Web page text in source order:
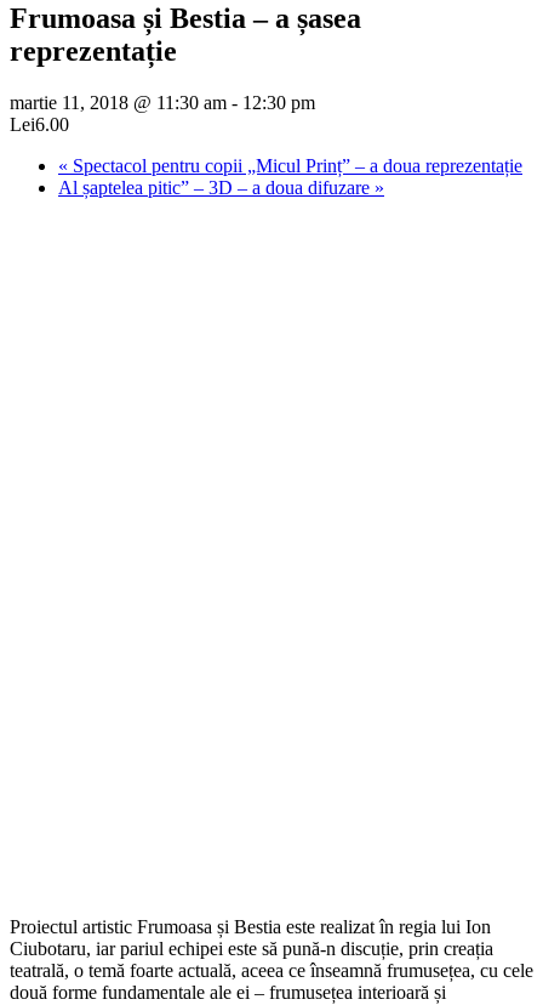
Frumoasa și Bestia – a șasea
reprezentație
martie 11, 2018 @ 11:30 am - 12:30 pm
Lei6.00
« Spectacol pentru copii „Micul Prinț” – a doua reprezentație
Al șaptelea pitic” – 3D – a doua difuzare »
Proiectul artistic Frumoasa și Bestia este realizat în regia lui Ion
Ciubotaru, iar pariul echipei este să pună-n discuție, prin creația
teatrală, o temă foarte actuală, aceea ce înseamnă frumusețea, cu cele
două forme fundamentale ale ei – frumusețea interioară și